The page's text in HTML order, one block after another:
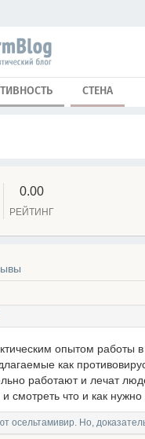
СТЕНА
0.00
РЕЙТИНГ
опытом работы
как
работают и лечат
смотреть что и как нужно
осельтамивир. Но,